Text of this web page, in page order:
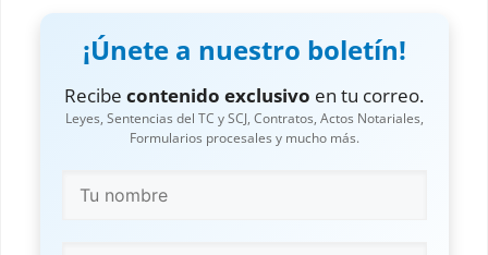
¡Únete a nuestro boletín!
Recibe contenido exclusivo en tu correo.
Leyes, Sentencias del TC y SCJ, Contratos, Actos Notariales,
Formularios procesales y mucho más.